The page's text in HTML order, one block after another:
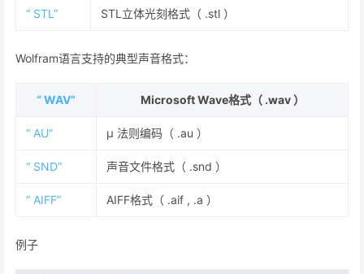
“ STL” STL立体光刻格式（ .stl ）
Wolfram语言支持的典型声音格式：
“ WAV” Microsoft Wave格式（ .wav ）
“ AU” μ 法则编码（ .au ）
“ SND” 声音文件格式（ .snd ）
“ AIFF” AIFF格式（ .aif , .a ）
例子